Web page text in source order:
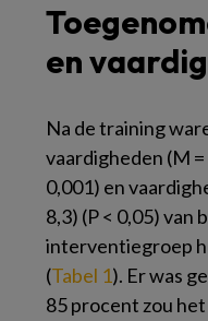
en
Na de training
vaardigheden (M =
0,001) en
8,3) (P < 0,05) van
interventiegroep
(Tabel 1). Er was
85 procent zou